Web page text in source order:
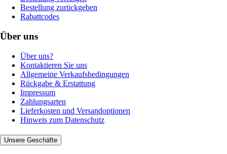
Bestellung zurückgeben
Rabattcodes
Über uns
Über uns?
Kontaktieren Sie uns
Allgemeine Verkaufsbedingungen
Rückgabe & Erstattung
Impressum
Zahlungsarten
Lieferkosten und Versandoptionen
Hinweis zum Datenschutz
Unsere Geschäfte